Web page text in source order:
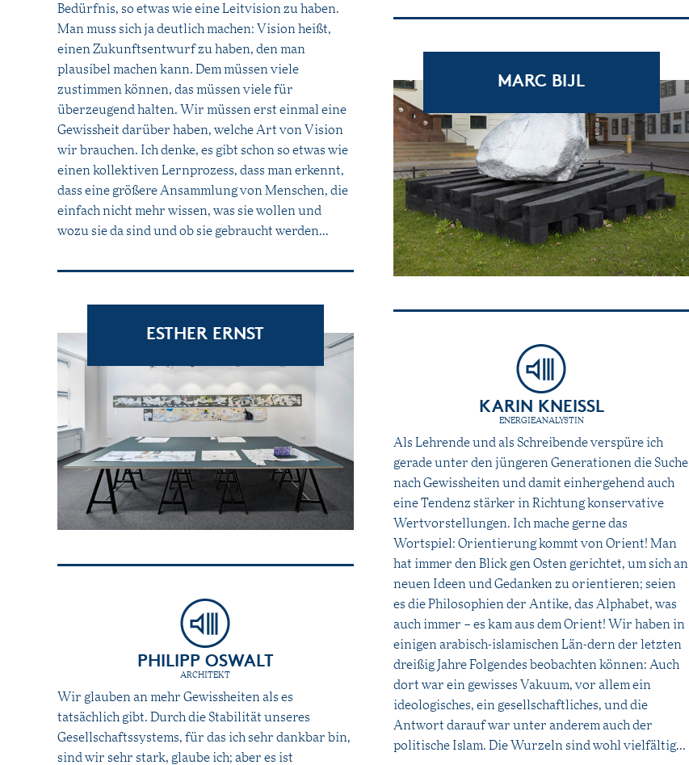
Bedürfnis, so etwas wie eine Leitvision zu haben.
Man muss sich ja deutlich machen: Vision heißt,
einen Zukunftsentwurf zu haben, den man
plausibel machen kann. Dem müssen viele
zustimmen können, das müssen viele für
überzeugend halten. Wir müssen erst einmal eine
Gewissheit darüber haben, welche Art von Vision
wir brauchen. Ich denke, es gibt schon so etwas wie
einen kollektiven Lernprozess, dass man erkennt,
dass eine größere Ansammlung von Menschen, die
einfach nicht mehr wissen, was sie wollen und
wozu sie da sind und ob sie gebraucht werden...
MARC BIJL
ESTHER ERNST
KARIN KNEISSL
ENERGIEANALYSTIN
Als Lehrende und als Schreibende verspüre ich
gerade unter den jüngeren Generationen die Suche
nach Gewissheiten und damit einhergehend auch
eine Tendenz stärker in Richtung konservative
Wertvorstellungen. Ich mache gerne das
Wortspiel: Orientierung kommt von Orient! Man
hat immer den Blick gen Osten gerichtet, um sich an
neuen Ideen und Gedanken zu orientieren; seien
es die Philosophien der Antike, das Alphabet, was
auch immer – es kam aus dem Orient! Wir haben in
einigen arabisch-islamischen Län-dern der letzten
dreißig Jahre Folgendes beobachten können: Auch
dort war ein gewisses Vakuum, vor allem ein
ideologisches, ein gesellschaftliches, und die
Antwort darauf war unter anderem auch der
politische Islam. Die Wurzeln sind wohl vielfältig...
PHILIPP OSWALT
ARCHITEKT
Wir glauben an mehr Gewissheiten als es
tatsächlich gibt. Durch die Stabilität unseres
Gesellschaftssystems, für das ich sehr dankbar bin,
sind wir sehr stark, glaube ich; aber es ist